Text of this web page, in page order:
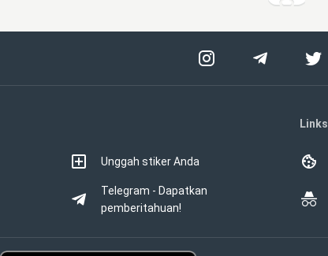
Unggah stiker Anda
Telegram - Dapatkan
pemberitahuan!
Links